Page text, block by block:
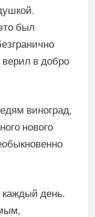
был
в добро
виноград,
нового
каждый день.